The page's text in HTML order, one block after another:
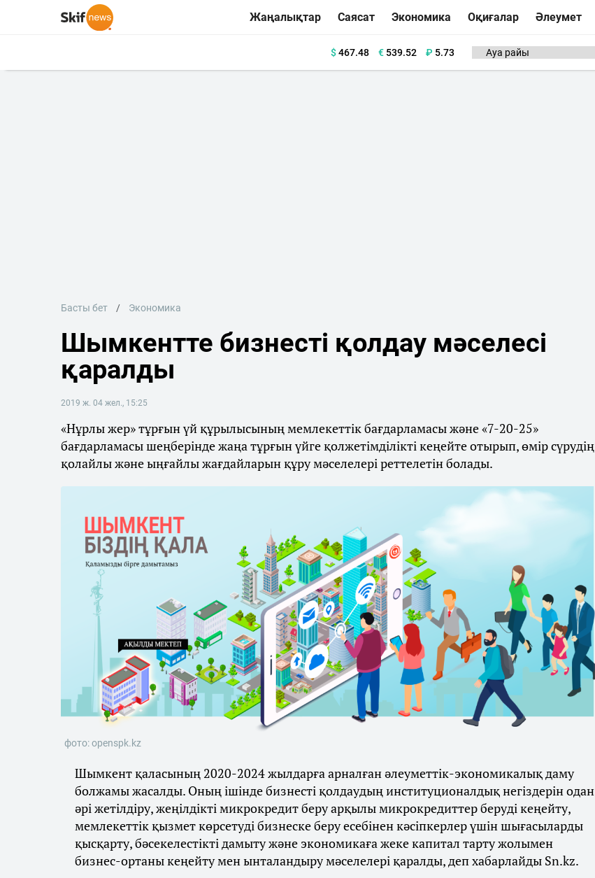
Жаңалықтар Саясат Экономика Оқиғалар Әлеумет
$467.48 €539.52 ₽ 5.73
Басты бет Экономика
Шымкентте бизнесті қолдау мәселесі
қаралды
2019 ж. 04 жел., 15:25
«Нұрлы жер» тұрғын үй құрылысының мемлекеттік бағдарламасы және «7-20-25»
бағдарламасы шеңберінде жаңа тұрғын үйге қолжетімділікті кеңейте отырып, өмір сүрудің
қолайлы және ыңғайлы жағдайларын құру мәселелері реттелетін болады.
фото: openspk.kz
Шымкент қаласының 2020-2024 жылдарға арналған әлеуметтік-экономикалық даму
болжамы жасалды. Оның ішінде бизнесті қолдаудың институционалдық негіздерін одан
әрі жетілдіру, жеңілдікті микрокредит беру арқылы микрокредиттер беруді кеңейту,
мемлекеттік қызмет көрсетуді бизнеске беру есебінен кәсіпкерлер үшін шығасыларды
қысқарту, бәсекелестікті дамыту және экономикаға жеке капитал тарту жолымен
бизнес-ортаны кеңейту мен ынталандыру мәселелері қаралды, деп хабарлайды Sn.kz.